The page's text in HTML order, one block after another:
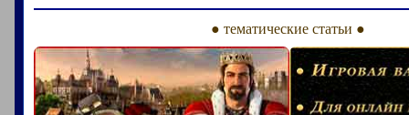
● тематические статьи ●